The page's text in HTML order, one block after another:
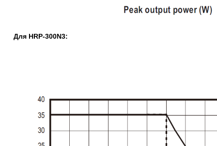
Для HRP-300N3: